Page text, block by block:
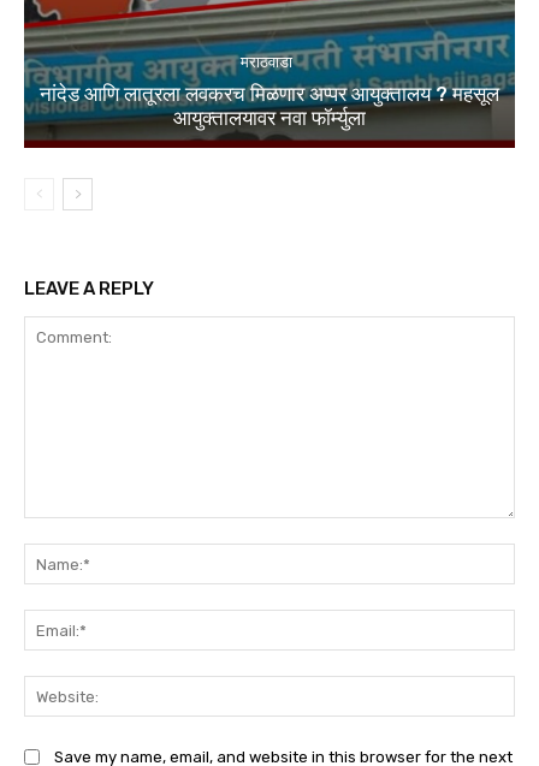
मराठवाडा
नांदेड आणि लातूरला लवकरच मिळणार अप्पर आयुक्तालय ? महसूल
आयुक्तालयावर नवा फॉर्म्युला
LEAVE A REPLY
Save my name, email, and website in this browser for the next